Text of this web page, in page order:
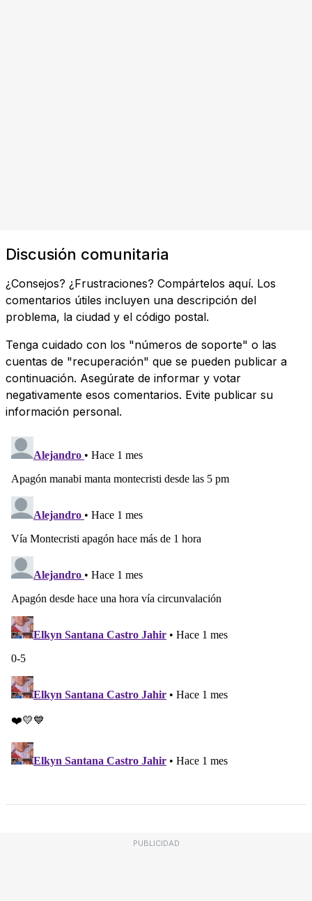
Discusión comunitaria
¿Consejos? ¿Frustraciones? Compártelos aquí. Los
comentarios útiles incluyen una descripción del
problema, la ciudad y el código postal.
Tenga cuidado con los "números de soporte" o las
cuentas de "recuperación" que se pueden publicar a
continuación. Asegúrate de informar y votar
negativamente esos comentarios. Evite publicar su
información personal.
PUBLICIDAD